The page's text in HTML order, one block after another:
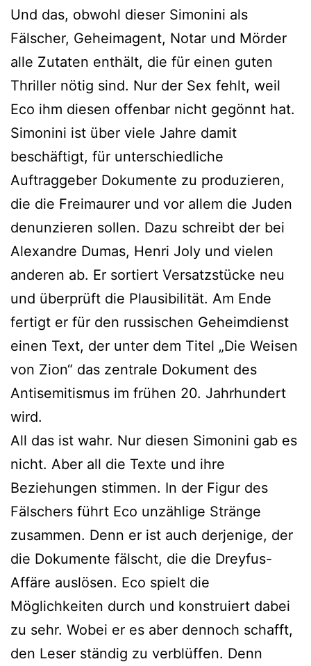
Und das, obwohl dieser Simonini als
Fälscher, Geheimagent, Notar und Mörder
alle Zutaten enthält, die für einen guten
Thriller nötig sind. Nur der Sex fehlt, weil
Eco ihm diesen offenbar nicht gegönnt hat.
Simonini ist über viele Jahre damit
beschäftigt, für unterschiedliche
Auftraggeber Dokumente zu produzieren,
die die Freimaurer und vor allem die Juden
denunzieren sollen. Dazu schreibt der bei
Alexandre Dumas, Henri Joly und vielen
anderen ab. Er sortiert Versatzstücke neu
und überprüft die Plausibilität. Am Ende
fertigt er für den russischen Geheimdienst
einen Text, der unter dem Titel „Die Weisen
von Zion“ das zentrale Dokument des
Antisemitismus im frühen 20. Jahrhundert
wird.
All das ist wahr. Nur diesen Simonini gab es
nicht. Aber all die Texte und ihre
Beziehungen stimmen. In der Figur des
Fälschers führt Eco unzählige Stränge
zusammen. Denn er ist auch derjenige, der
die Dokumente fälscht, die die Dreyfus-
Affäre auslösen. Eco spielt die
Möglichkeiten durch und konstruiert dabei
zu sehr. Wobei er es aber dennoch schafft,
den Leser ständig zu verblüffen. Denn